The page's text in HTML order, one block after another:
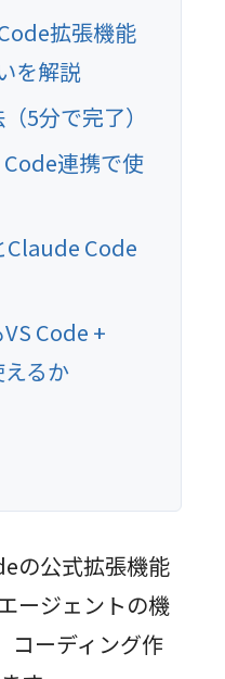
拡張機能
を解説
5分で完了）
連携で使
Code
Code +
るか
の公式拡張機能
ージェントの機
コーディング作